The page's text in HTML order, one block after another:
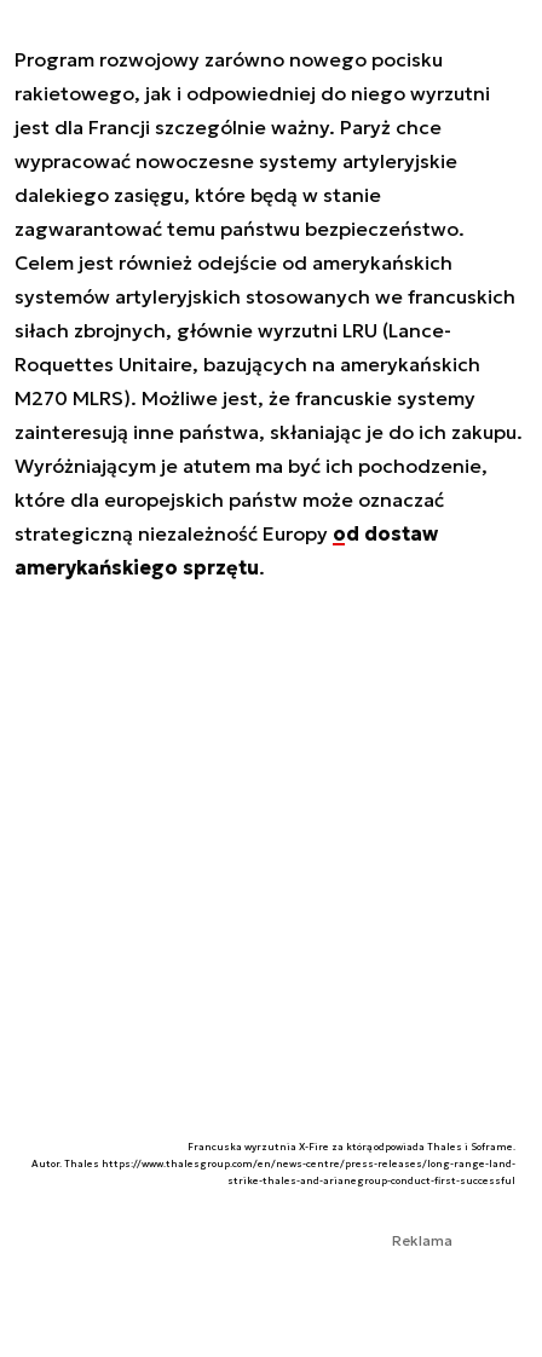
Program rozwojowy zarówno nowego pocisku
rakietowego, jak i odpowiedniej do niego wyrzutni
jest dla Francji szczególnie ważny. Paryż chce
wypracować nowoczesne systemy artyleryjskie
dalekiego zasięgu, które będą w stanie
zagwarantować temu państwu bezpieczeństwo.
Celem jest również odejście od amerykańskich
systemów artyleryjskich stosowanych we francuskich
siłach zbrojnych, głównie wyrzutni LRU (Lance-
Roquettes Unitaire, bazujących na amerykańskich
M270 MLRS). Możliwe jest, że francuskie systemy
zainteresują inne państwa, skłaniając je do ich zakupu.
Wyróżniającym je atutem ma być ich pochodzenie,
które dla europejskich państw może oznaczać
strategiczną niezależność Europy od dostaw
amerykańskiego sprzętu.
Francuska wyrzutnia X-Fire za którą odpowiada Thales i Soframe.
Autor. Thales https://www.thalesgroup.com/en/news-centre/press-releases/long-range-land-
strike-thales-and-arianegroup-conduct-first-successful
Reklama